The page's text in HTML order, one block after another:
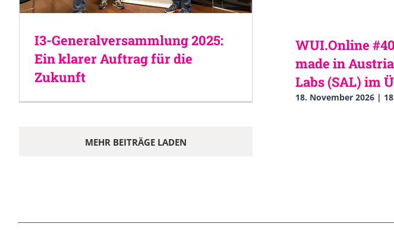
I3-Generalversammlung 2025:
Ein klarer Auftrag für die
Zukunft
MEHR BEITRÄGE LADEN
WUI.Online
made in
Labs (SAL) im
18. November 2026 |